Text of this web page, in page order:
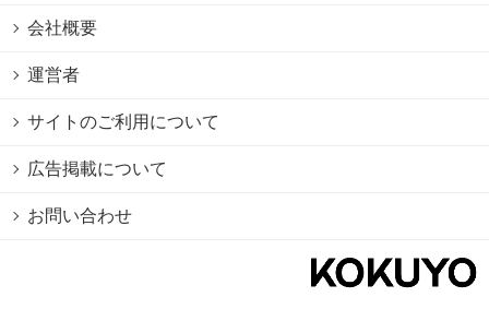
会社概要
運営者
サイトのご利用について
広告掲載について
お問い合わせ